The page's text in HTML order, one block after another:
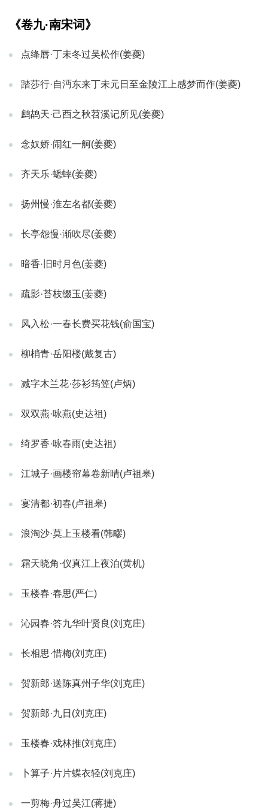
《卷九·南宋词》
点绛唇·丁未冬过吴松作(姜夔)
踏莎行·自沔东来丁未元日至金陵江上感梦而作(姜夔)
鹧鸪天·己酉之秋苕溪记所见(姜夔)
念奴娇·闹红一舸(姜夔)
齐天乐·蟋蟀(姜夔)
扬州慢·淮左名都(姜夔)
长亭怨慢·渐吹尽(姜夔)
暗香·旧时月色(姜夔)
疏影·苔枝缀玉(姜夔)
风入松·一春长费买花钱(俞国宝)
柳梢青·岳阳楼(戴复古)
减字木兰花·莎衫筠笠(卢炳)
双双燕·咏燕(史达祖)
绮罗香·咏春雨(史达祖)
江城子·画楼帘幕卷新晴(卢祖皋)
宴清都·初春(卢祖皋)
浪淘沙·莫上玉楼看(韩疁)
霜天晓角·仪真江上夜泊(黄机)
玉楼春·春思(严仁)
沁园春·答九华叶贤良(刘克庄)
长相思·惜梅(刘克庄)
贺新郎·送陈真州子华(刘克庄)
贺新郎·九日(刘克庄)
玉楼春·戏林推(刘克庄)
卜算子·片片蝶衣轻(刘克庄)
一剪梅·舟过吴江(蒋捷)